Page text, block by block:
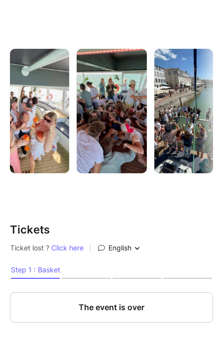
Que ce soit pour un before mémorable ou pour
célébrer une occasion spéciale, nos croisières sont
l'endroit idéal pour relâcher la pression et créer des
souvenirs magiques sur l'eau. Réservez votre ticket
maintenant et préparez-vous à vivre des moments
épiques à l'Île de Ré !
otre description
Tickets